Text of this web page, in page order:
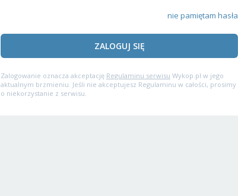
nie pamiętam hasła
ZALOGUJ SIĘ
Zalogowanie oznacza akceptację Regulaminu serwisu Wykop.pl w jego
aktualnym brzmieniu. Jeśli nie akceptujesz Regulaminu w całości, prosimy
o niekorzystanie z serwisu.